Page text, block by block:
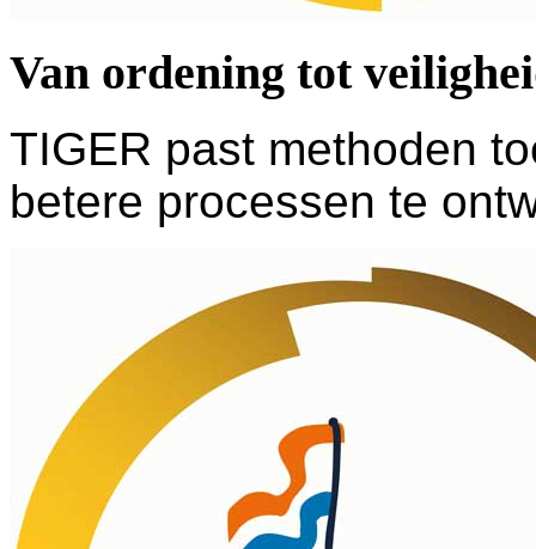
Van ordening tot
TIGER past methoden
betere processen te